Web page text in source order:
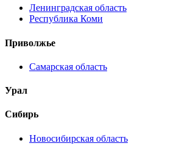
Ленинградская область
Республика Коми
Приволжье
Самарская область
Урал
Сибирь
Новосибирская область